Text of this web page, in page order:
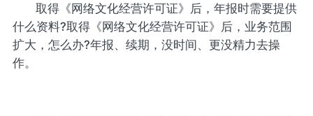
取得《网络文化经营许可证》后，年报时需要提供
什么资料?取得《网络文化经营许可证》后，业务范围
扩大，怎么办?年报、续期，没时间、更没精力去操
作。